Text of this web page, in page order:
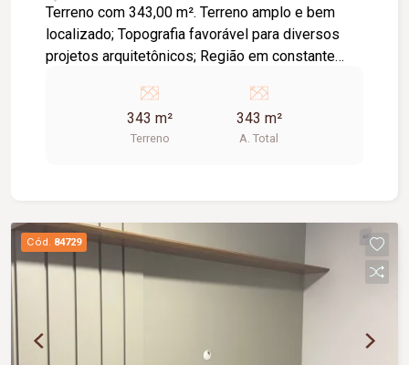
Terreno com 343,00 m². Terreno amplo e bem
localizado; Topografia favorável para diversos
projetos arquitetônicos; Região em constante
investimento; Fácil acesso às principais vias da
cidade; Próximo a comércios, escolas,
supermercados e diversos serviços.
343 m²
Terreno
343 m²
A. Total
Cód. 84729